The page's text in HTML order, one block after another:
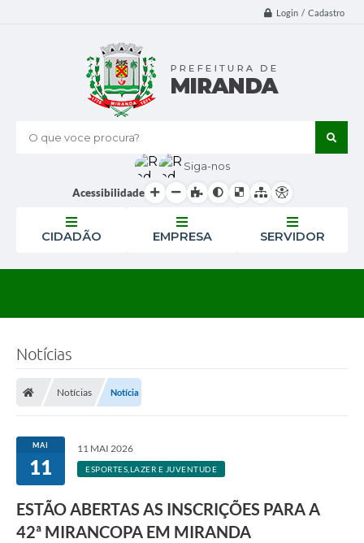
Login / Cadastro
O que voce procura?
Siga-nos
Acessibilidade
CIDADÃO EMPRESA SERVIDOR
Notícias
Notícias Notícia
MAI
11
11 MAI 2026
ESPORTES,LAZER E JUVENTUDE
ESTÃO ABERTAS AS INSCRIÇÕES PARA A
42ª MIRANCOPA EM MIRANDA